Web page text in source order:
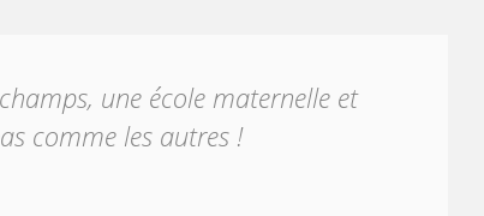
une école maternelle et
comme les autres !